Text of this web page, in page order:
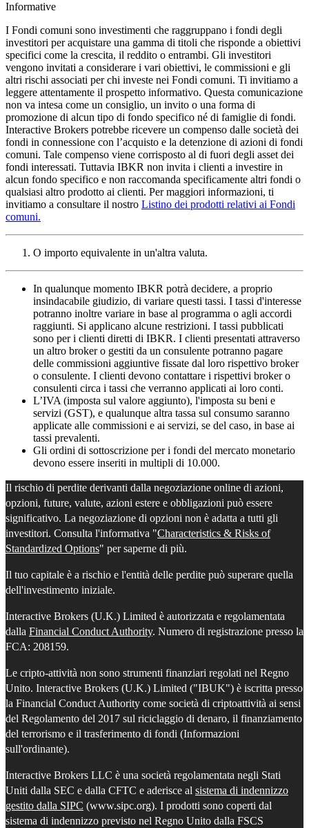
Informative
I Fondi comuni sono investimenti che raggruppano i fondi degli
investitori per acquistare una gamma di titoli che risponde a obiettivi
specifici come la crescita, il reddito o entrambi. Gli investitori
vengono invitati a considerare i vari obiettivi, le commissioni e gli
altri rischi associati per chi investe nei Fondi comuni. Ti invitiamo a
leggere attentamente il prospetto informativo. Questa comunicazione
non va intesa come un consiglio, un invito o una forma di
promozione di alcun tipo di fondo specifico né di famiglie di fondi.
Interactive Brokers potrebbe ricevere un compenso dalle società dei
fondi in connessione con l’acquisto e la detenzione di azioni di fondi
comuni. Tale compenso viene corrisposto al di fuori degli asset dei
fondi interessati. Tuttavia IBKR non invita i clienti a investire in
alcun fondo specifico e non raccomanda specificamente altri fondi o
qualsiasi altro prodotto ai clienti. Per maggiori informazioni, ti
invitiamo a consultare il nostro Listino dei prodotti relativi ai Fondi
comuni.
O importo equivalente in un'altra valuta.
In qualunque momento IBKR potrà decidere, a proprio
insindacabile giudizio, di variare questi tassi. I tassi d'interesse
potranno inoltre variare in base al programma o agli accordi
raggiunti. Si applicano alcune restrizioni. I tassi pubblicati
sono per i clienti diretti di IBKR. I clienti presentati attraverso
un altro broker o gestiti da un consulente potranno pagare
delle commissioni aggiuntive fissate dal loro rispettivo broker
o consulente. I clienti devono contattare i rispettivi broker o
consulenti circa i tassi che verranno applicati ai loro conti.
L’IVA (imposta sul valore aggiunto), l'imposta su beni e
servizi (GST), e qualunque altra tassa sul consumo saranno
applicate alle commissioni e ai servizi, se del caso, in base ai
tassi prevalenti.
Gli ordini di sottoscrizione per i fondi del mercato monetario
devono essere inseriti in multipli di 10.000.
Il rischio di perdite derivanti dalla negoziazione online di azioni,
opzioni, future, valute, azioni estere e obbligazioni può essere
significativo. La negoziazione di opzioni non è adatta a tutti gli
investitori. Consulta l'informativa "Characteristics & Risks of
Standardized Options" per saperne di più.
Il tuo capitale è a rischio e l'entità delle perdite può superare quella
dell'investimento iniziale.
Interactive Brokers (U.K.) Limited è autorizzata e regolamentata
dalla Financial Conduct Authority. Numero di registrazione presso la
FCA: 208159.
Le cripto-attività non sono strumenti finanziari regolati nel Regno
Unito. Interactive Brokers (U.K.) Limited ("IBUK") è iscritta presso
la Financial Conduct Authority come società di criptoattività ai sensi
del Regolamento del 2017 sul riciclaggio di denaro, il finanziamento
del terrorismo e il trasferimento di fondi (Informazioni
sull'ordinante).
Interactive Brokers LLC è una società regolamentata negli Stati
Uniti dalla SEC e dalla CFTC e aderisce al sistema di indennizzo
gestito dalla SIPC (www.sipc.org). I prodotti sono coperti dal
sistema di indennizzo previsto nel Regno Unito dalla FSCS